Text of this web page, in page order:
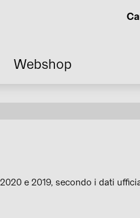
Webshop
e 2019, secondo i dati